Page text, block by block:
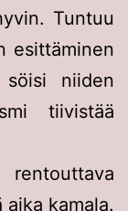
Tuntuu
esittäminen
söisi niiden
tiivistää
rentouttava
kamala.